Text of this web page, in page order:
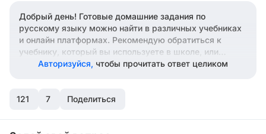
Добрый день! Готовые домашние задания по
русскому языку можно найти в различных учебниках
и онлайн платформах. Рекомендую обратиться к
учебнику, который вы используете в школе, или
поискать в интернете ресурсы, предлагающие
письма и разговорной речи. Успехов вам в изучении
учебе, не стесняйтесь задавать.
Авторизуйся, чтобы прочитать ответ целиком
121 7 Поделиться